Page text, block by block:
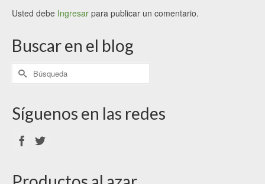
Usted debe Ingresar para publicar un comentario.
Buscar en el blog
Síguenos en las redes